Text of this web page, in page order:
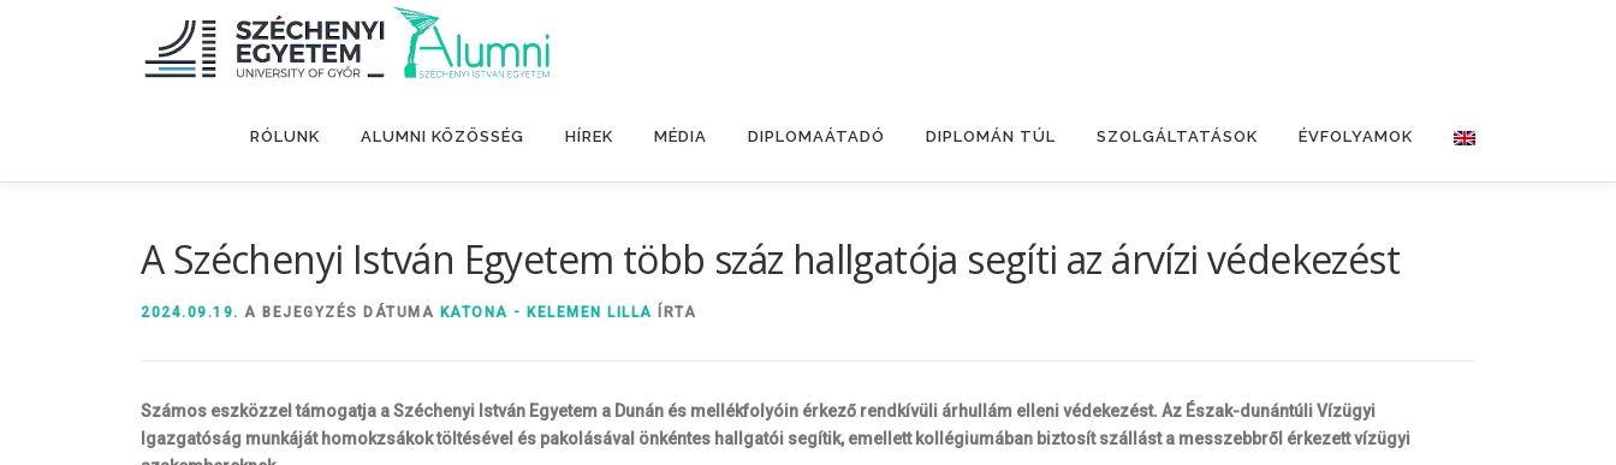
RÓLUNK ALUMNI KÖZÖSSÉG HÍREK MÉDIA DIPLOMAÁTADÓ DIPLOMÁN TÚL SZOLGÁLTATÁSOK ÉVFOLYAMOK
A Széchenyi István Egyetem több száz hallgatója segíti az árvízi védekezést
2024.09.19. A BEJEGYZÉS DÁTUMA KATONA - KELEMEN LILLA ÍRTA
Számos eszközzel támogatja a Széchenyi István Egyetem a Dunán és mellékfolyóin érkező rendkívüli árhullám elleni védekezést. Az Észak-dunántúli Vízügyi
Igazgatóság munkáját homokzsákok töltésével és pakolásával önkéntes hallgatói segítik, emellett kollégiumában biztosít szállást a messzebbről érkezett vízügyi